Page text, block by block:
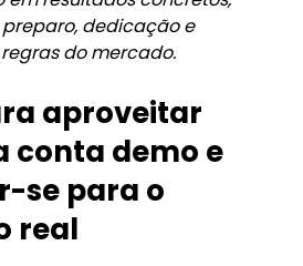
dedicação e
do mercado.
aproveitar
conta demo e
se para o
real